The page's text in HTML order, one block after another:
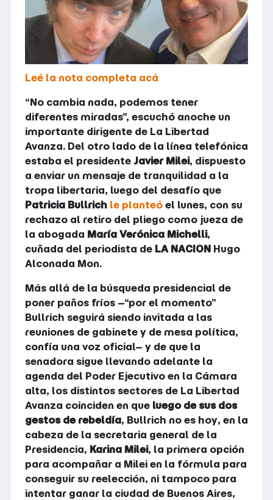
Leé la nota completa acá
“No cambia nada, podemos tener
diferentes miradas”, escuchó anoche un
importante dirigente de La Libertad
Avanza. Del otro lado de la línea telefónica
estaba el presidente Javier Milei, dispuesto
a enviar un mensaje de tranquilidad a la
tropa libertaria, luego del desafío que
Patricia Bullrich le planteó el lunes, con su
rechazo al retiro del pliego como jueza de
la abogada María Verónica Michelli,
cuñada del periodista de LA NACION Hugo
Alconada Mon.
Más allá de la búsqueda presidencial de
poner paños fríos –“por el momento”
Bullrich seguirá siendo invitada a las
reuniones de gabinete y de mesa política,
confía una voz oficial– y de que la
senadora sigue llevando adelante la
agenda del Poder Ejecutivo en la Cámara
alta, los distintos sectores de La Libertad
Avanza coinciden en que luego de sus dos
gestos de rebeldía, Bullrich no es hoy, en la
cabeza de la secretaria general de la
Presidencia, Karina Milei, la primera opción
para acompañar a Milei en la fórmula para
conseguir su reelección, ni tampoco para
intentar ganar la ciudad de Buenos Aires,